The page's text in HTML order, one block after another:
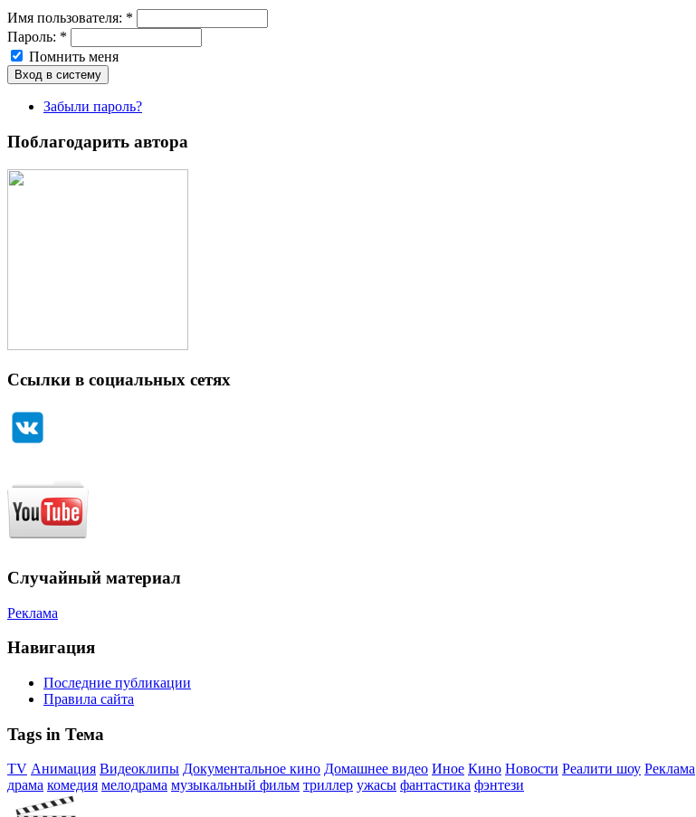
Имя пoльзовaтeля: *
Пароль: *
Помнить меня
Забыли пароль?
Поблагодарить автора
Ссылки в социальных сетях
Случайный материал
Реклама
Навигация
Последние публикации
Правила сайта
Tags in Тема
TV Анимация Видеоклипы Документальное кино Домашнее видео Иное Кино Новости Реалити шоу Реклама
драма комедия мелодрама музыкальный фильм триллер ужасы фантастика фэнтези